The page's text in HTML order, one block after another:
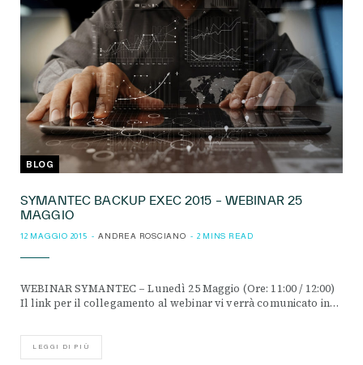
BLOG
SYMANTEC BACKUP EXEC 2015 – WEBINAR 25
MAGGIO
12 MAGGIO 2015 ANDREA ROSCIANO 2 MINS READ
WEBINAR SYMANTEC – Lunedì 25 Maggio (Ore: 11:00 / 12:00)
Il link per il collegamento al webinar vi verrà comunicato in…
LEGGI DI PIÙ